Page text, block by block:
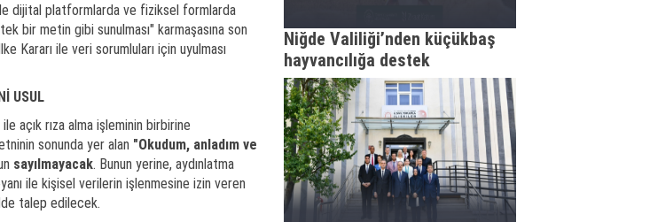
dijital platformlarda ve fiziksel formlarda
bir metin gibi sunulması" karmaşasına son
Kararı ile veri sorumluları için uyulması
USUL
açık rıza alma işleminin birbirine
sonunda yer alan "Okudum, anladım ve
sayılmayacak. Bunun yerine, aydınlatma
ile kişisel verilerin işlenmesine izin veren
talep edilecek.
Niğde Valiliği’nden küçükbaş
hayvancılığa destek